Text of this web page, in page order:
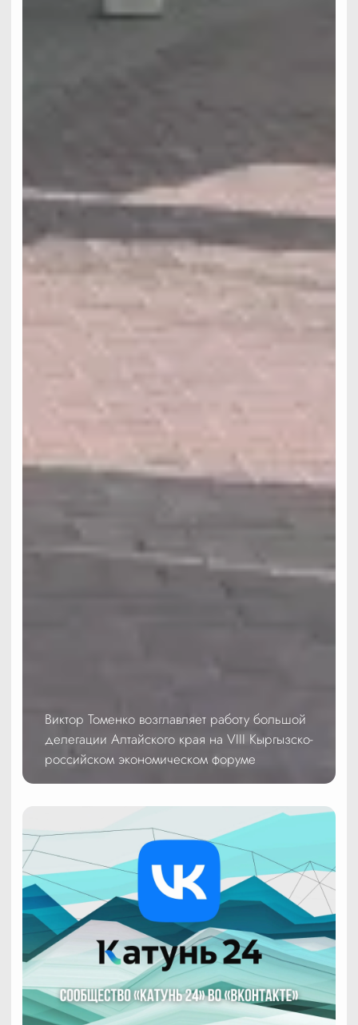
Виктор Томенко возглавляет работу большой
делегации Алтайского края на VIII Кыргызско-
российском экономическом форуме